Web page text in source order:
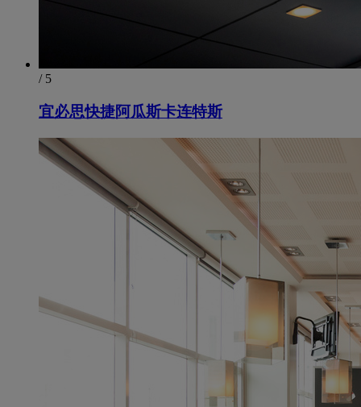
/ 5
宜必思快捷阿瓜斯卡连特斯